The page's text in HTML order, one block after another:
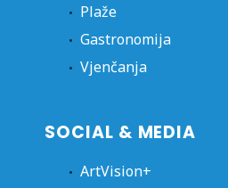
Plaže
Gastronomija
Vjenčanja
SOCIAL & MEDIA
ArtVision+